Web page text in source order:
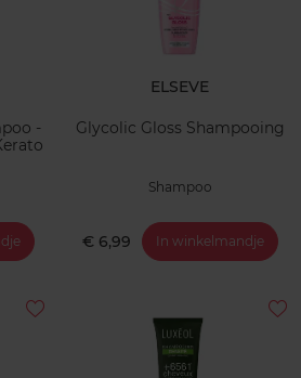
-
ELSEVE
Glycolic Gloss Shampooing
Shampoo
€ 6,99 In winkelmandje